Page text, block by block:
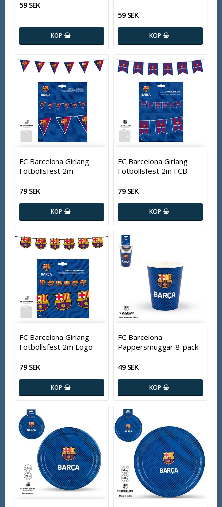
59 SEK
KÖP
59 SEK
KÖP
FC Barcelona Girlang
Fotbollsfest 2m
79 SEK
KÖP
FC Barcelona Girlang
Fotbollsfest 2m FCB
79 SEK
KÖP
FC Barcelona Girlang
Fotbollsfest 2m Logo
79 SEK
KÖP
FC Barcelona
Pappersmuggar 8-pack
49 SEK
KÖP